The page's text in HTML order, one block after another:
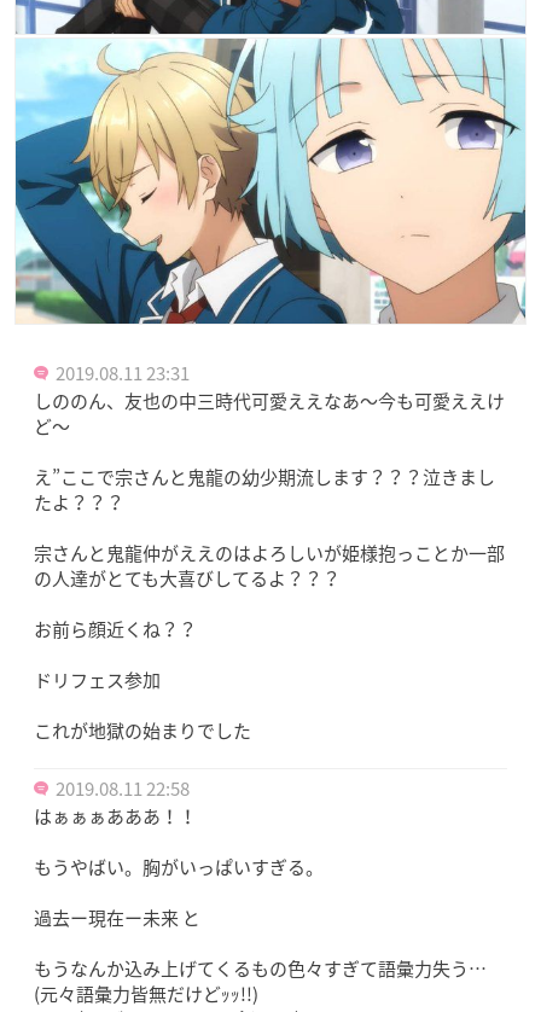
2019.08.11 23:31
しののん、友也の中三時代可愛ええなあ〜今も可愛ええけ
ど〜
え”ここで宗さんと鬼龍の幼少期流します？？？泣きまし
たよ？？？
宗さんと鬼龍仲がええのはよろしいが姫様抱っことか一部
の人達がとても大喜びしてるよ？？？
お前ら顔近くね？？
ドリフェス参加
これが地獄の始まりでした
2019.08.11 22:58
はぁぁぁあああ！！
もうやばい。胸がいっぱいすぎる。
過去ー現在ー未来 と
もうなんか込み上げてくるもの色々すぎて語彙力失う…
(元々語彙力皆無だけどｯｯ!!)